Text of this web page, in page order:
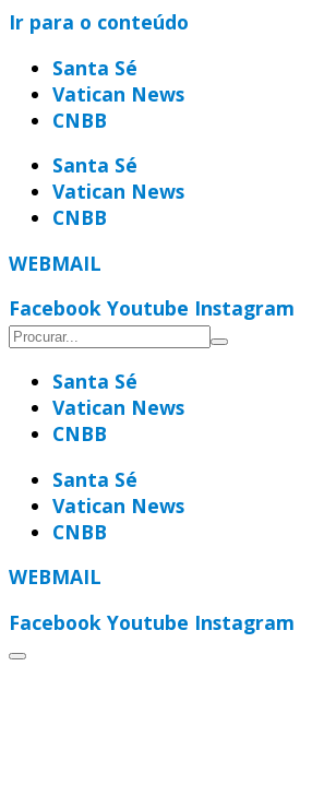
Ir para o conteúdo
Santa Sé
Vatican News
CNBB
Santa Sé
Vatican News
CNBB
WEBMAIL
Facebook Youtube Instagram
Santa Sé
Vatican News
CNBB
Santa Sé
Vatican News
CNBB
WEBMAIL
Facebook Youtube Instagram